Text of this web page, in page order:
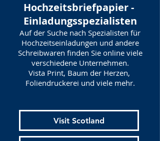
Hochzeitsbriefpapier -
Einladungsspezialisten
Auf der Suche nach Spezialisten für
Hochzeitseinladungen und andere
Schreibwaren finden Sie online viele
verschiedene Unternehmen.
Vista Print, Baum der Herzen,
Foliendruckerei und viele mehr.
Visit Scotland